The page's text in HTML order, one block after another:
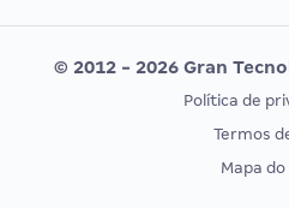
Editais publicados
CONCURSOS POR PROFISSÃO
© 2012 - 2026 Gran
Política de
Termos
Mapa